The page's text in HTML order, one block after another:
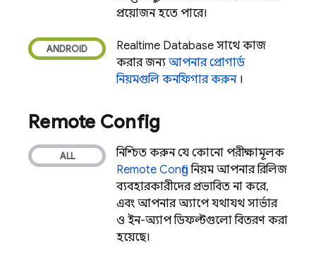
প্রয়োজন হতে পারে।
Realtime Database সাথে কাজ
করার জন্য আপনার প্রোগার্ড
নিয়মগুলি কনফিগার করুন।
Remote Config
নিশ্চিত করুন যে কোনো পরীক্ষামূলক
Remote Config নিয়ম আপনার রিলিজ
ব্যবহারকারীদের প্রভাবিত না করে,
এবং আপনার অ্যাপে যথাযথ সার্ভার
ও ইন-অ্যাপ ডিফল্টগুলো বিতরণ করা
হয়েছে।